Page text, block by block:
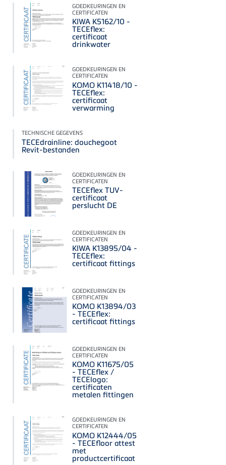
GOEDKEURINGEN EN
CERTIFICATEN
KIWA K5162/10 -
TECEflex:
certificaat
drinkwater
GOEDKEURINGEN EN
CERTIFICATEN
KOMO K11418/10 -
TECEflex:
certificaat
verwarming
TECHNISCHE GEGEVENS
TECEdrainline: douchegoot
Revit-bestanden
GOEDKEURINGEN EN
CERTIFICATEN
TECEflex TUV-
certificaat
perslucht DE
GOEDKEURINGEN EN
CERTIFICATEN
KIWA K13895/04 -
TECEflex:
certificaat fittings
GOEDKEURINGEN EN
CERTIFICATEN
KOMO K13894/03
- TECEflex:
certificaat fittings
GOEDKEURINGEN EN
CERTIFICATEN
KOMO K11675/05
- TECEflex /
TECElogo:
certificaten
metalen fittingen
GOEDKEURINGEN EN
CERTIFICATEN
KOMO K12444/05
- TECEfloor attest
met
productcertificaat